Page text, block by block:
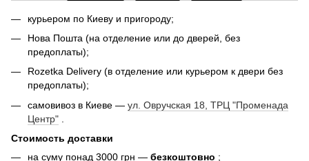
курьером по Киеву и пригороду;
Нова Пошта (на отделение или до дверей, без
предоплаты);
Rozetka Delivery (в отделение или курьером к двери без
предоплаты);
самовивоз в Киеве — ул. Овручская 18, ТРЦ "Променада
Центр"
Стоимость доставки
на суму понад 3000 грн — безкоштовно ;